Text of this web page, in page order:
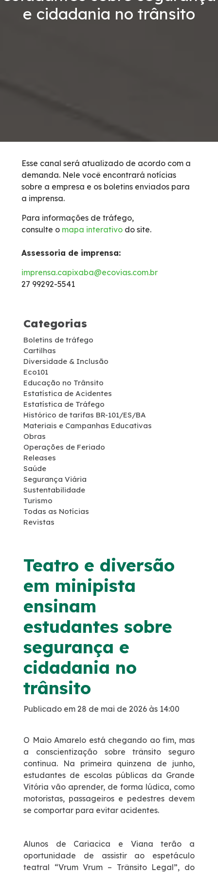
Vídeos
Bases Operacionais
Links Úteis
Isenção de Veículos Oficiais
Faixa de domínio
Notícias
Sustentabilidade
Compromissos Voluntários ESG
Projetos Socioambientais
Programas Ambientais
Licenciamento Ambiental
Política de Sustentabilidade
Atendimento
Fornecedores
Fale Conosco
Trabalhe Conosco
Dúvidas
Pesquisa de satisfação
Mapa da via
Processo Competitivo
e cidadania no trânsito
Esse canal será atualizado de acordo com a
demanda. Nele você encontrará notícias
sobre a empresa e os boletins enviados para
a imprensa.
Para informações de tráfego,
consulte o mapa interativo do site.
Assessoria de imprensa:
imprensa.capixaba@ecovias.com.br
27 99292-5541
Categorias
Boletins de tráfego
Cartilhas
Diversidade & Inclusão
Eco101
Educação no Trânsito
Estatística de Acidentes
Estatística de Tráfego
Histórico de tarifas BR-101/ES/BA
Materiais e Campanhas Educativas
Obras
Operações de Feriado
Releases
Saúde
Segurança Viária
Sustentabilidade
Turismo
Todas as Notícias
Revistas
Teatro e diversão
em minipista
ensinam
estudantes sobre
segurança e
cidadania no
trânsito
Publicado em 28 de mai de 2026 às 14:00
O Maio Amarelo está chegando ao fim, mas
a conscientização sobre trânsito seguro
continua. Na primeira quinzena de junho,
estudantes de escolas públicas da Grande
Vitória vão aprender, de forma lúdica, como
motoristas, passageiros e pedestres devem
se comportar para evitar acidentes.
Alunos de Cariacica e Viana terão a
oportunidade de assistir ao espetáculo
teatral “Vrum Vrum – Trânsito Legal”, do